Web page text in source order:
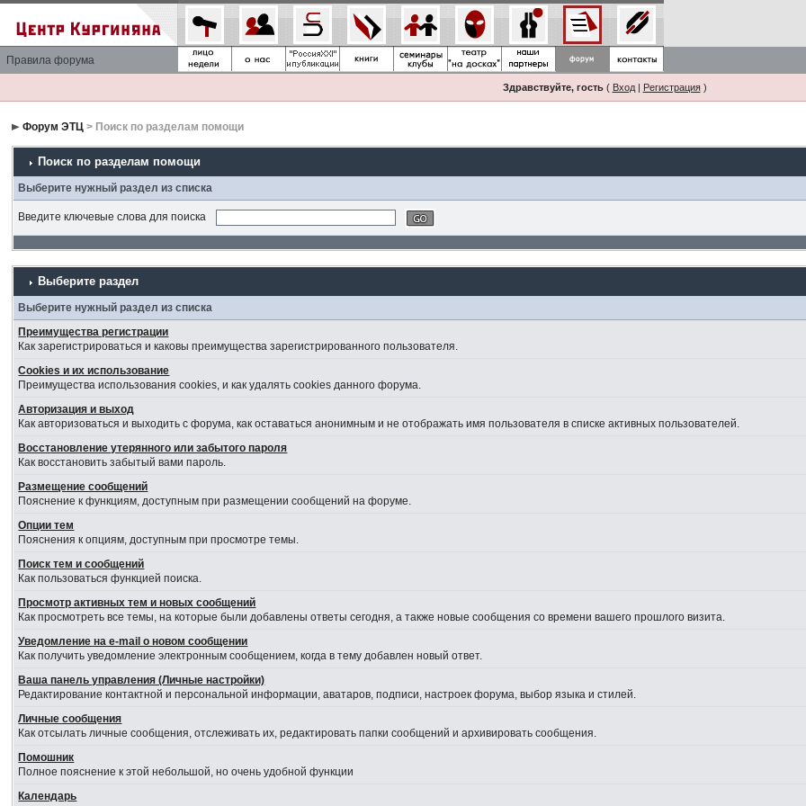
Правила форума
Здравствуйте, гость( Вход| Регистрация)
Форум ЭТЦ > Поиск по разделам помощи
Поиск по разделам помощи
Выберите нужный раздел из списка
Введите ключевые слова для поиска
Выберите раздел
Выберите нужный раздел из списка
Преимущества регистрации
Как зарегистрироваться и каковы преимущества зарегистрированного пользователя.
Cookies и их использование
Преимущества использования cookies, и как удалять cookies данного форума.
Авторизация и выход
Как авторизоваться и выходить с форума, как оставаться анонимным и не отображать имя пользователя в списке активных пользователей.
Восстановление утерянного или забытого пароля
Как восстановить забытый вами пароль.
Размещение сообщений
Пояснение к функциям, доступным при размещении сообщений на форуме.
Опции тем
Пояснения к опциям, доступным при просмотре темы.
Поиск тем и сообщений
Как пользоваться функцией поиска.
Просмотр активных тем и новых сообщений
Как просмотреть все темы, на которые были добавлены ответы сегодня, а также новые сообщения со времени вашего прошлого визита.
Уведомление на е-mail о новом сообщении
Как получить уведомление электронным сообщением, когда в тему добавлен новый ответ.
Ваша панель управления (Личные настройки)
Редактирование контактной и персональной информации, аватаров, подписи, настроек форума, выбор языка и стилей.
Личные сообщения
Как отсылать личные сообщения, отслеживать их, редактировать папки сообщений и архивировать сообщения.
Помошник
Полное пояснение к этой небольшой, но очень удобной функции
Календарь